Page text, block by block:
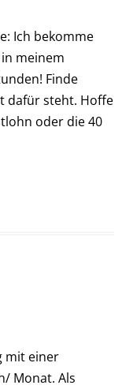
Ich bekomme
meinem
Finde
dafür steht. Hoffe
oder die 40
mit einer
Monat. Als